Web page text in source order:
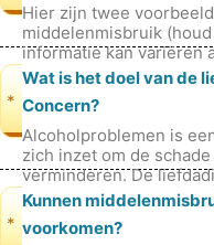
Hier zijn twee
middelenmisbruik
informatie kan variëren
altijd het beste om
*
Wat is het doel van de
Concern?
Alcoholproblemen is
zich inzet om de
verminderen. De
1984 en heeft haar
*
Kunnen
voorkomen?